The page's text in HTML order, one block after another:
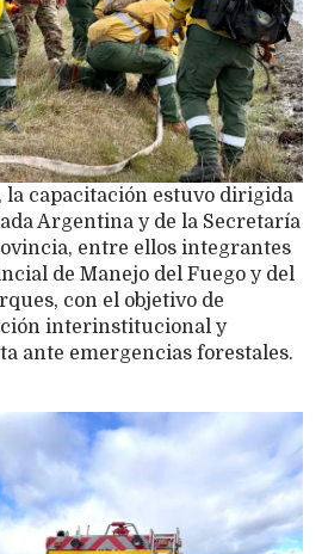
la capacitación estuvo dirigida
Argentina y de la Secretaría
entre ellos integrantes
de Manejo del Fuego y del
con el objetivo de
interinstitucional y
ante emergencias forestales.